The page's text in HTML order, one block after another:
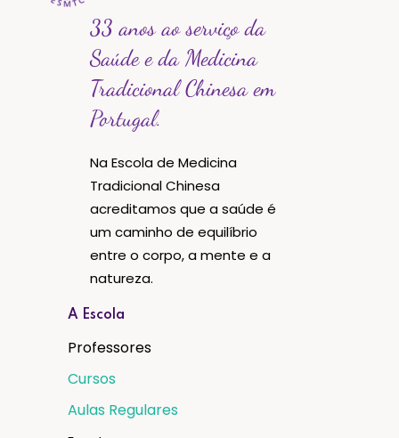
33 anos ao serviço da
Saúde e da Medicina
Tradicional Chinesa em
Portugal.
Na Escola de Medicina
Tradicional Chinesa
acreditamos que a saúde é
um caminho de equilíbrio
entre o corpo, a mente e a
natureza.
A Escola
Professores
Cursos
Aulas Regulares